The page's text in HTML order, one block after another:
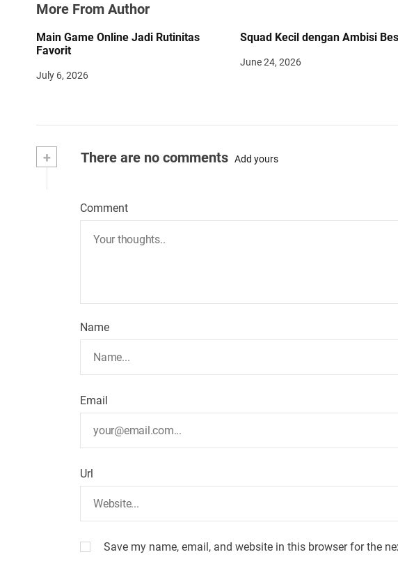
More From Author
Main Game Online Jadi Rutinitas
Favorit
July 6, 2026
Squad Kecil dengan Ambisi
June 24, 2026
+ There are no comments Add yours
Comment
Name
Email
Url
Save my name, email, and website in this browser for the